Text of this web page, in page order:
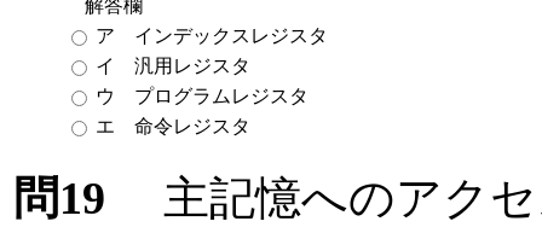
解答欄
ア インデックスレジスタ
イ 汎用レジスタ
ウ プログラムレジスタ
エ 命令レジスタ
問19 主記憶へのアクセ